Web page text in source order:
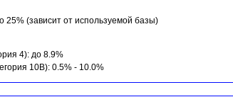
(зависит от используемой базы)
4): до 8.9%
10B): 0.5% - 10.0%